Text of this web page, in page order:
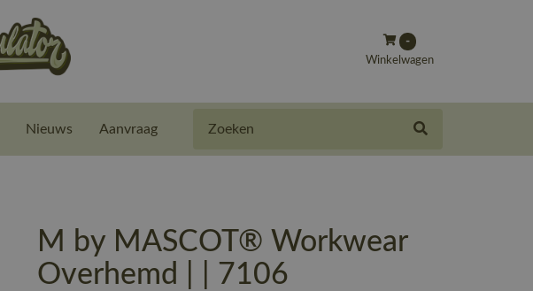
-
Winkelwagen
Nieuws Aanvraag
M by MASCOT® Workwear
Overhemd | | 7106